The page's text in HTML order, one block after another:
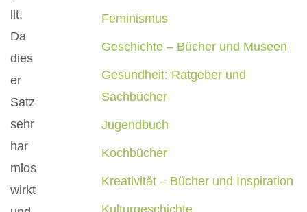
llt.
Da
dies
er
Satz
sehr
har
mlos
wirkt
Feminismus
Geschichte – Bücher und Museen
Gesundheit: Ratgeber und
Sachbücher
Jugendbuch
Kochbücher
Kreativität – Bücher und Inspiration
Kulturgeschichte